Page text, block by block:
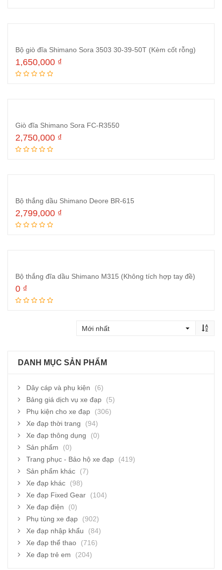
Bộ giò đĩa Shimano Sora 3503 30-39-50T (Kèm cốt rỗng)
1,650,000 ₫
Giò đĩa Shimano Sora FC-R3550
2,750,000 ₫
Bộ thắng dầu Shimano Deore BR-615
2,799,000 ₫
Bộ thắng đĩa dầu Shimano M315 (Không tích hợp tay đề)
0 ₫
DANH MỤC SẢN PHẨM
Dây cáp và phụ kiện
(6)
Bảng giá dịch vụ xe đạp
(5)
Phụ kiện cho xe đạp
(306)
Xe đạp thời trang
(94)
Xe đạp thông dụng
(0)
Sản phẩm
(0)
Trang phục - Bảo hộ xe đạp
(419)
Sản phẩm khác
(7)
Xe đạp khác
(98)
Xe đạp Fixed Gear
(104)
Xe đạp điện
(0)
Phụ tùng xe đạp
(902)
Xe đạp nhập khẩu
(84)
Xe đạp thể thao
(716)
Xe đạp trẻ em
(204)